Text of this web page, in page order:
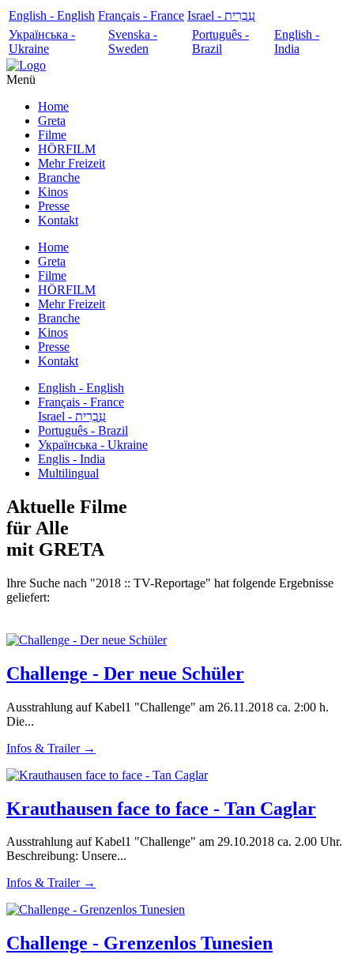
English - English Français - France
עִבְרִית - Israel
Українська -
Ukraine
Svenska -
Sweden
Português -
Brazil
English -
India
Menü
Home
Greta
Filme
HÖRFILM
Mehr Freizeit
Branche
Kinos
Presse
Kontakt
Home
Greta
Filme
HÖRFILM
Mehr Freizeit
Branche
Kinos
Presse
Kontakt
English - English
Français - France
עִבְרִית - Israel
Português - Brazil
Українська - Ukraine
Englis - India
Multilingual
Aktuelle Filme
für Alle
mit GRETA
Ihre Suche nach "2018 :: TV-Reportage" hat folgende Ergebnisse
geliefert:
Challenge - Der neue Schüler
Ausstrahlung auf Kabel1 "Challenge" am 26.11.2018 ca. 2:00 h.
Die...
Infos & Trailer →
Krauthausen face to face - Tan Caglar
Ausstrahlung auf Kabel1 "Challenge" am 29.10.2018 ca. 2.00 Uhr.
Beschreibung: Unsere...
Infos & Trailer →
Challenge - Grenzenlos Tunesien